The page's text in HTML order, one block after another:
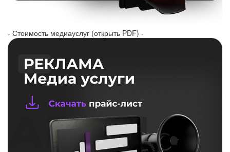
- Стоимость медиауслуг (открыть PDF) -